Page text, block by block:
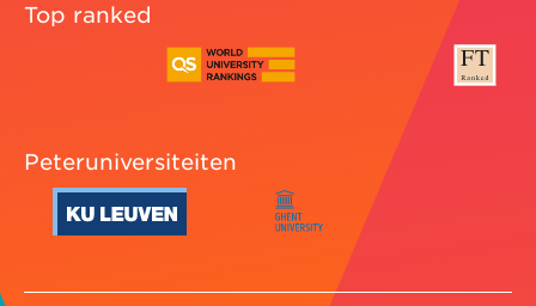
Top ranked
Peteruniversiteiten